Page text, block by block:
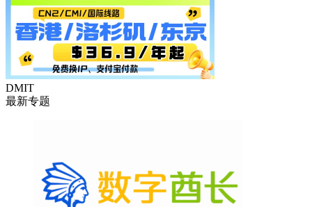
DMIT
最新专题